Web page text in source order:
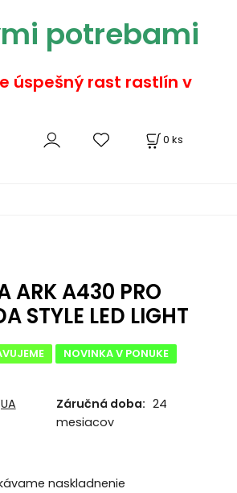
potrebami
úspešný rast rastlín v
0 ks
ARK A430 PRO
STYLE LED LIGHT
NOVINKA V PONUKE
Záručná doba: 24
mesiacov
naskladnenie